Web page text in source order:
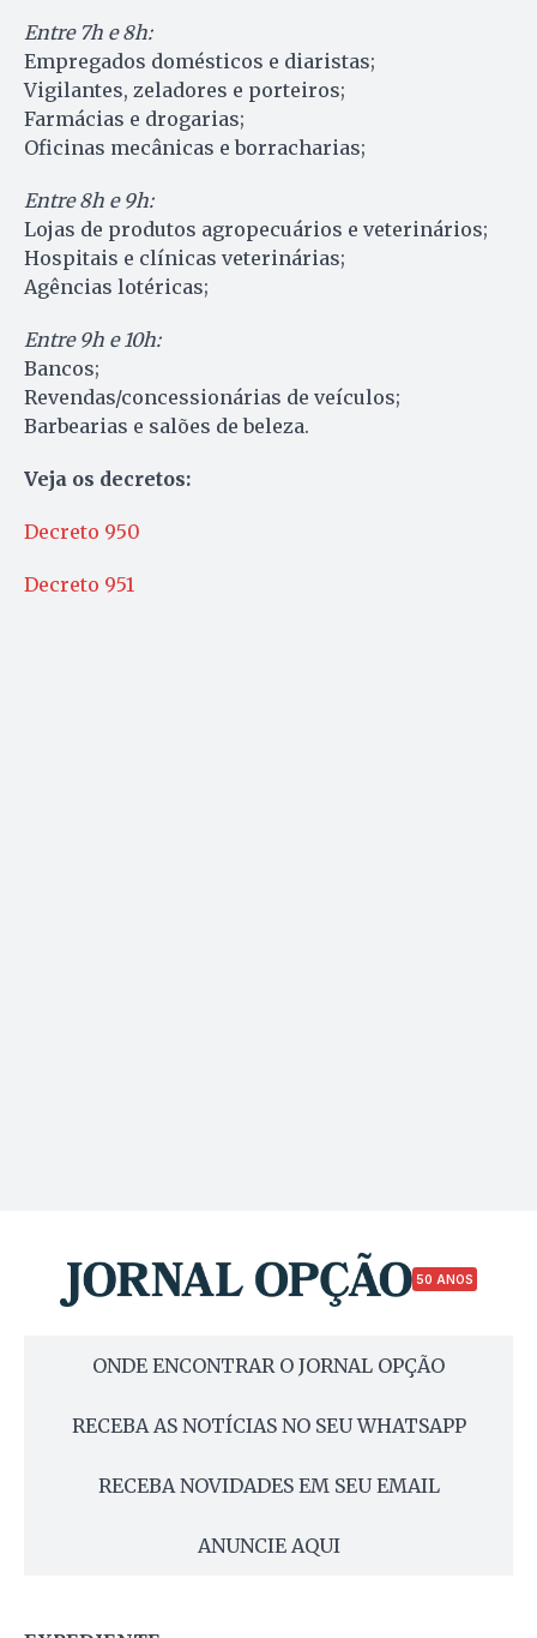
Entre 7h e 8h:
Empregados domésticos e diaristas;
Vigilantes, zeladores e porteiros;
Farmácias e drogarias;
Oficinas mecânicas e borracharias;
Entre 8h e 9h:
Lojas de produtos agropecuários e veterinários;
Hospitais e clínicas veterinárias;
Agências lotéricas;
Entre 9h e 10h:
Bancos;
Revendas/concessionárias de veículos;
Barbearias e salões de beleza.
Veja os decretos:
Decreto 950
Decreto 951
50 ANOS
ONDE ENCONTRAR O JORNAL OPÇÃO
RECEBA AS NOTÍCIAS NO SEU WHATSAPP
RECEBA NOVIDADES EM SEU EMAIL
ANUNCIE AQUI